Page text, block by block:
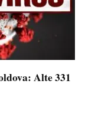
Alte 331